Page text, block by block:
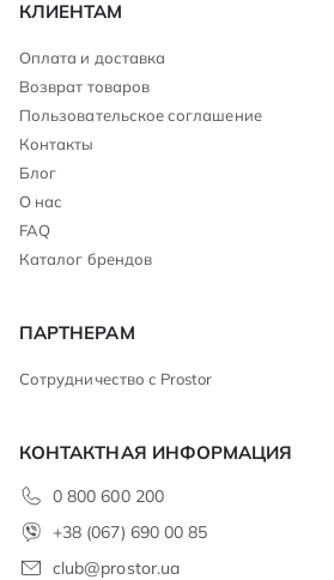
КЛИЕНТАМ
Оплата и доставка
Возврат товаров
Пользовательское соглашение
Контакты
Блог
О нас
FAQ
Каталог брендов
ПАРТНЕРАМ
Сотрудничество с Prostor
КОНТАКТНАЯ ИНФОРМАЦИЯ
0 800 600 200
+38 (067) 690 00 85
club@prostor.ua